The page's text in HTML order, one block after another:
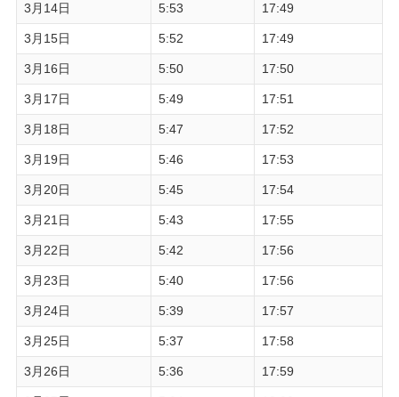
3月14日 5:53 17:49
3月15日 5:52 17:49
3月16日 5:50 17:50
3月17日 5:49 17:51
3月18日 5:47 17:52
3月19日 5:46 17:53
3月20日 5:45 17:54
3月21日 5:43 17:55
3月22日 5:42 17:56
3月23日 5:40 17:56
3月24日 5:39 17:57
3月25日 5:37 17:58
3月26日 5:36 17:59